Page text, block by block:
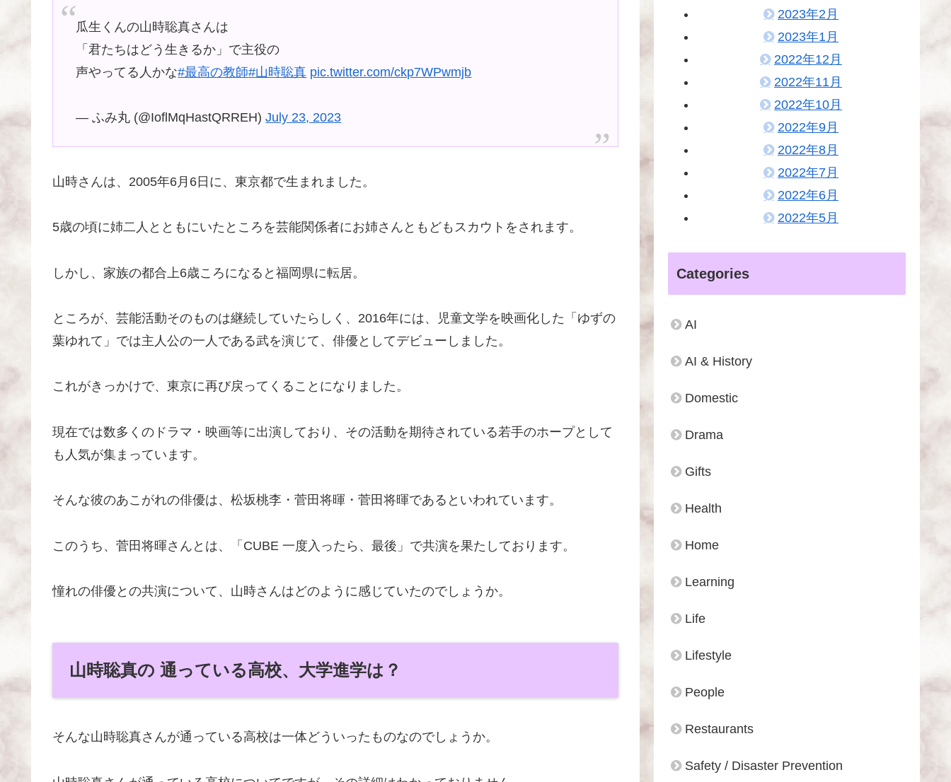
瓜生くんの山時聡真さんは
「君たちはどう生きるか」で主役の
声やってる人かな#最高の教師#山時聡真 pic.twitter.com/ckp7WPwmjb
— ふみ丸 (@IoflMqHastQRREH)July 23, 2023
山時さんは、2005年6月6日に、東京都で生まれました。
5歳の頃に姉二人とともにいたところを芸能関係者にお姉さんともどもスカウトをされます。
しかし、家族の都合上6歳ころになると福岡県に転居。
ところが、芸能活動そのものは継続していたらしく、2016年には、児童文学を映画化した「ゆずの
葉ゆれて」では主人公の一人である武を演じて、俳優としてデビューしました。
これがきっかけで、東京に再び戻ってくることになりました。
現在では数多くのドラマ・映画等に出演しており、その活動を期待されている若手のホープとして
も人気が集まっています。
そんな彼のあこがれの俳優は、松坂桃李・菅田将暉・菅田将暉であるといわれています。
このうち、菅田将暉さんとは、「CUBE 一度入ったら、最後」で共演を果たしております。
憧れの俳優との共演について、山時さんはどのように感じていたのでしょうか。
山時聡真の 通っている高校、大学進学は？
そんな山時聡真さんが通っている高校は一体どういったものなのでしょうか。
2023年2月
2023年1月
2022年12月
2022年11月
2022年10月
2022年9月
2022年8月
2022年7月
2022年6月
2022年5月
Categories
AI
AI & History
Domestic
Drama
Gifts
Health
Home
Learning
Life
Lifestyle
People
Restaurants
Safety / Disaster Prevention